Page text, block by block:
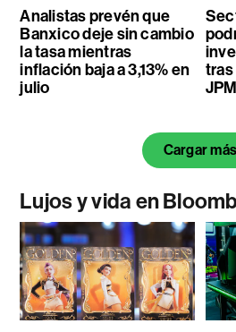
Analistas prevén que
Banxico deje sin cambio
la tasa mientras
inflación baja a 3,13% en
julio
tras
Cargar más
Lujos y vida en